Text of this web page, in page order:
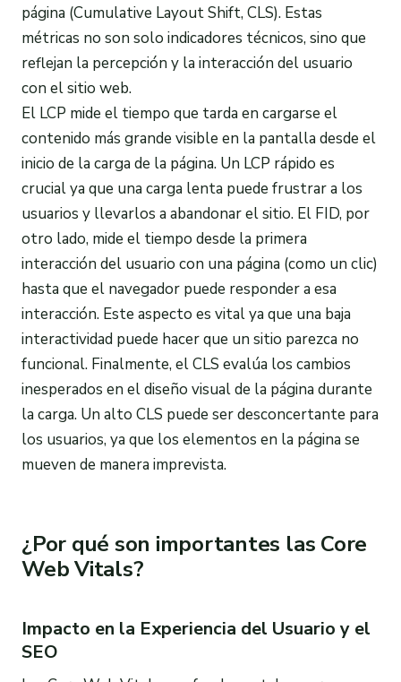
página (Cumulative Layout Shift, CLS). Estas
métricas no son solo indicadores técnicos, sino que
reflejan la percepción y la interacción del usuario
con el sitio web.
El LCP mide el tiempo que tarda en cargarse el
contenido más grande visible en la pantalla desde el
inicio de la carga de la página. Un LCP rápido es
crucial ya que una carga lenta puede frustrar a los
usuarios y llevarlos a abandonar el sitio. El FID, por
otro lado, mide el tiempo desde la primera
interacción del usuario con una página (como un clic)
hasta que el navegador puede responder a esa
interacción. Este aspecto es vital ya que una baja
interactividad puede hacer que un sitio parezca no
funcional. Finalmente, el CLS evalúa los cambios
inesperados en el diseño visual de la página durante
la carga. Un alto CLS puede ser desconcertante para
los usuarios, ya que los elementos en la página se
mueven de manera imprevista.
¿Por qué son importantes las Core
Web Vitals?
Impacto en la Experiencia del Usuario y el
SEO